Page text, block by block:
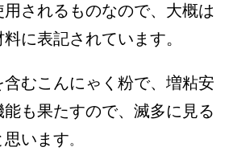
されるものなので、大概は
に表記されています。
むこんにゃく粉で、増粘安
も果たすので、滅多に見る
います。